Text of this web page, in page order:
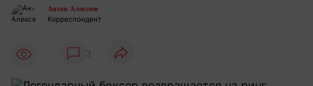
Антон Алексеев
Корреспондент
3